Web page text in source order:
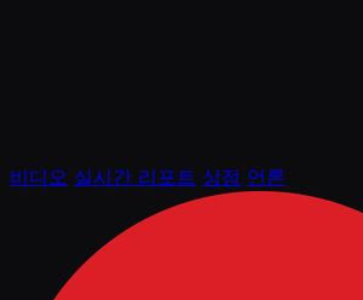
비디오 실시간 리포트 상점 언론